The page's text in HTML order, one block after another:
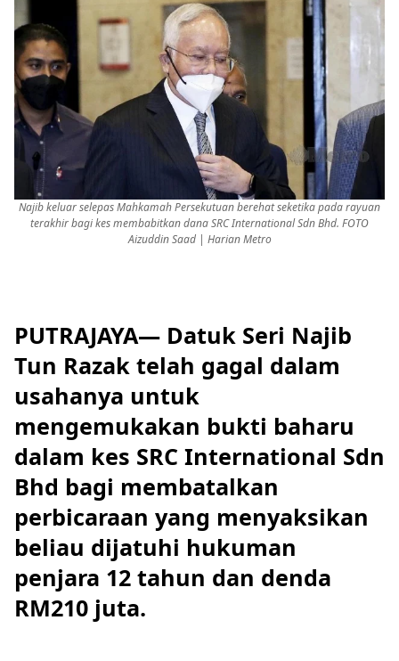
Najib keluar selepas Mahkamah Persekutuan berehat seketika pada rayuan
terakhir bagi kes membabitkan dana SRC International Sdn Bhd. FOTO
Aizuddin Saad | Harian Metro
PUTRAJAYA— Datuk Seri Najib
Tun Razak telah gagal dalam
usahanya untuk
mengemukakan bukti baharu
dalam kes SRC International Sdn
Bhd bagi membatalkan
perbicaraan yang menyaksikan
beliau dijatuhi hukuman
penjara 12 tahun dan denda
RM210 juta.